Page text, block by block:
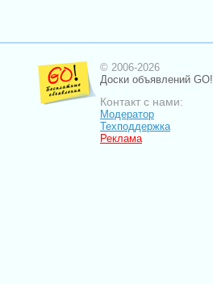
© 2006-2026
Доски объявлений GO!
Контакт с нами:
Модератор
Техподдержка
Реклама